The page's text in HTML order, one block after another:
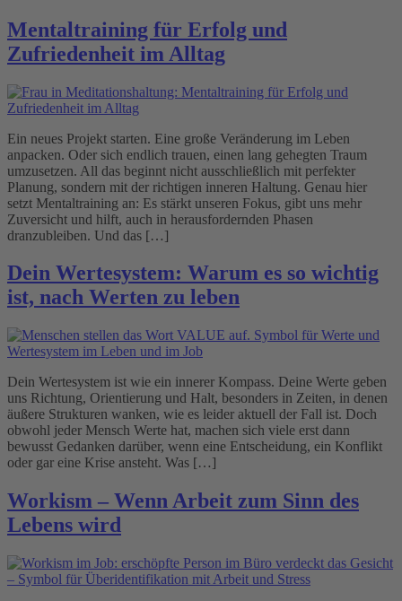
Mentaltraining für Erfolg und
Zufriedenheit im Alltag
Ein neues Projekt starten. Eine große Veränderung im Leben
anpacken. Oder sich endlich trauen, einen lang gehegten Traum
umzusetzen. All das beginnt nicht ausschließlich mit perfekter
Planung, sondern mit der richtigen inneren Haltung. Genau hier
setzt Mentaltraining an: Es stärkt unseren Fokus, gibt uns mehr
Zuversicht und hilft, auch in herausfordernden Phasen
dranzubleiben. Und das […]
Dein Wertesystem: Warum es so wichtig
ist, nach Werten zu leben
Dein Wertesystem ist wie ein innerer Kompass. Deine Werte geben
uns Richtung, Orientierung und Halt, besonders in Zeiten, in denen
äußere Strukturen wanken, wie es leider aktuell der Fall ist. Doch
obwohl jeder Mensch Werte hat, machen sich viele erst dann
bewusst Gedanken darüber, wenn eine Entscheidung, ein Konflikt
oder gar eine Krise ansteht. Was […]
Workism – Wenn Arbeit zum Sinn des
Lebens wird